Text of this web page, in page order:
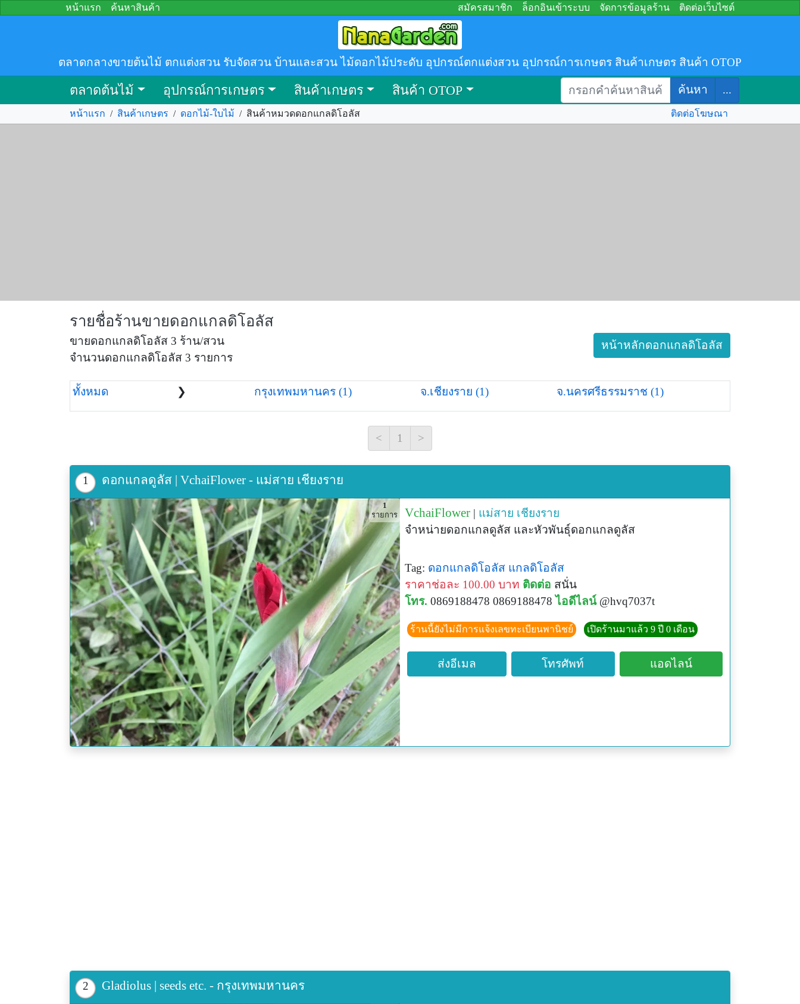
หน้าแรก ค้นหาสินค้า สมัครสมาชิก ล็อกอินเข้าระบบ จัดการข้อมูลร้าน ติดต่อเว็บไซต์
ตลาดกลางขายต้นไม้ ตกแต่งสวน รับจัดสวน บ้านและสวน ไม้ดอกไม้ประดับ อุปกรณ์ตกแต่งสวน อุปกรณ์การเกษตร สินค้าเกษตร สินค้า OTOP
ตลาดต้นไม้ อุปกรณ์การเกษตร สินค้าเกษตร สินค้า OTOP ค้นหา ...
หน้าแรก / สินค้าเกษตร / ดอกไม้-ใบไม้ / สินค้าหมวดดอกแกลดิโอลัส ติดต่อโฆษณา
รายชื่อร้านขายดอกแกลดิโอลัส
ขายดอกแกลดิโอลัส 3 ร้าน/สวน
จำนวนดอกแกลดิโอลัส 3 รายการ
หน้าหลักดอกแกลดิโอลัส
ทั้งหมด ❯ กรุงเทพมหานคร (1) จ.เชียงราย (1) จ.นครศรีธรรมราช (1)
< 1 >
1 ดอกแกลดูลัส | VchaiFlower - แม่สาย เชียงราย
1
รายการ
VchaiFlower | แม่สาย เชียงราย
จำหน่ายดอกแกลดูลัส และหัวพันธ์ุดอกแกลดูลัส
Tag: ดอกแกลดิโอลัส แกลดิโอลัส
ราคาช่อละ 100.00 บาท ติดต่อ สนั่น
โทร. 0869188478 0869188478 ไอดีไลน์ @hvq7037t
ร้านนี้ยังไม่มีการแจ้งเลขทะเบียนพานิชย์ เปิดร้านมาแล้ว 9 ปี 0 เดือน
ส่งอีเมล โทรศัพท์ แอดไลน์
2 Gladiolus | seeds etc. - กรุงเทพมหานคร